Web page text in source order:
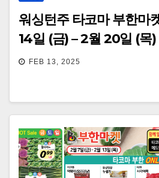
워싱턴주 타코마 부한마
14일 (금) – 2월 20일 (목)
FEB 13, 2025